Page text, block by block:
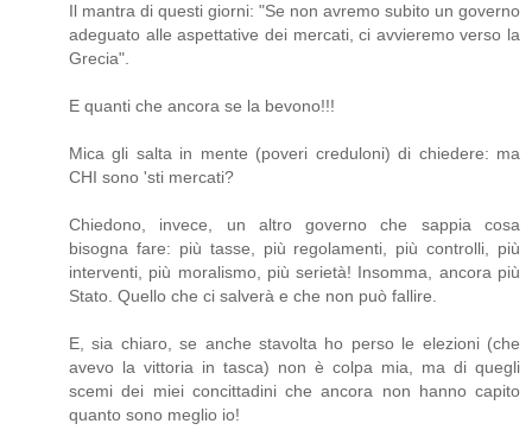
Il mantra di questi giorni: "Se non avremo subito un governo
adeguato alle aspettative dei mercati, ci avvieremo verso la
Grecia".
E quanti che ancora se la bevono!!!
Mica gli salta in mente (poveri creduloni) di chiedere: ma
CHI sono 'sti mercati?
Chiedono, invece, un altro governo che sappia cosa
bisogna fare: più tasse, più regolamenti, più controlli, più
interventi, più moralismo, più serietà! Insomma, ancora più
Stato. Quello che ci salverà e che non può fallire.
E, sia chiaro, se anche stavolta ho perso le elezioni (che
avevo la vittoria in tasca) non è colpa mia, ma di quegli
scemi dei miei concittadini che ancora non hanno capito
quanto sono meglio io!